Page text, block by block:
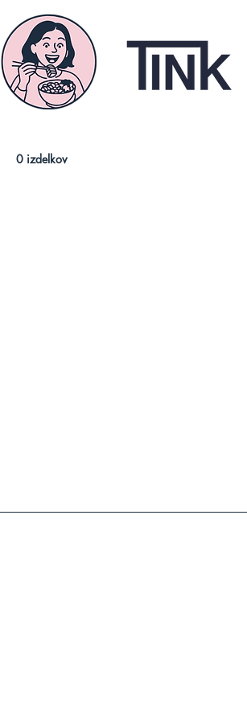
0 izdelkov